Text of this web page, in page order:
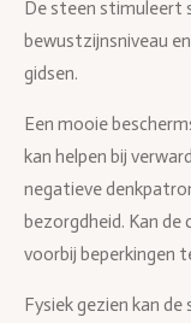
De steen stimuleert
bewustzijnsniveau
gidsen.
Een mooie
kan helpen bij
negatieve
bezorgdheid. Kan
voorbij beperkingen
Fysiek gezien kan